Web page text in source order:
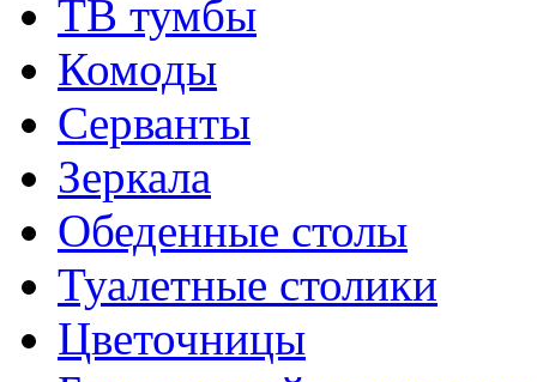
ТВ тумбы
Комоды
Серванты
Зеркала
Обеденные столы
Туалетные столики
Цветочницы